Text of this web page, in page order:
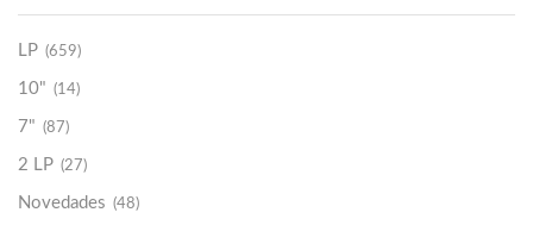
LP (659)
10" (14)
7" (87)
2 LP (27)
Novedades (48)